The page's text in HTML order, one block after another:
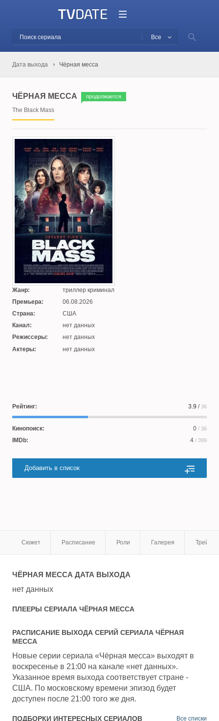
Все
Дата выхода Чёрная месса
ЧЁРНАЯ МЕССА продолжается
The Black Mass
Жанр:
триллер криминал
Премьера:
06.08.2026
Страна:
США
Канал:
нет данных
Режиссеры:
нет данных
Актеры:
нет данных
Рейтинг: 3.9 /36
Кинопоиск: 0 / 36
IMDb: 4 / 399
Добавить в список
Сюжет Расписание Роли Галерея
ЧЁРНАЯ МЕССА ДАТА ВЫХОДА
нет данных
ПЛЕЕРЫ СЕРИАЛА ЧЁРНАЯ МЕССА
РАСПИСАНИЕ ВЫХОДА СЕРИЙ СЕРИАЛА ЧЁРНАЯ
МЕССА
Новые серии сериала «Чёрная месса» выходят в
воскресенье в 21:00 на канале «нет данных».
Указанное время выхода соответствует стране -
США. По московскому времени эпизод будет
доступен после 21:00 того же дня.
ПОДБОРКИ ИНТЕРЕСНЫХ СЕРИАЛОВ Все списки